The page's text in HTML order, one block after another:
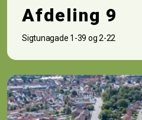
Afdeling 9
Sigtunagade 1-39 og 2-22